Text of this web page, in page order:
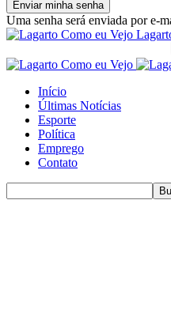
Uma senha será enviada por e-
Início
Últimas Notícias
Esporte
Política
Emprego
Contato